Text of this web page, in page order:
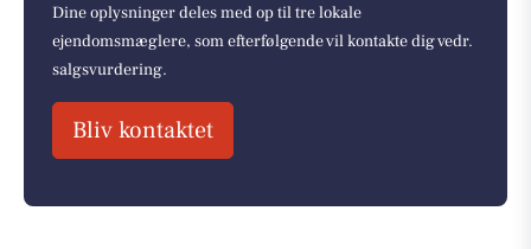
Dine oplysninger deles med op til tre lokale
ejendomsmæglere, som efterfølgende vil kontakte dig vedr.
salgsvurdering.
Bliv kontaktet